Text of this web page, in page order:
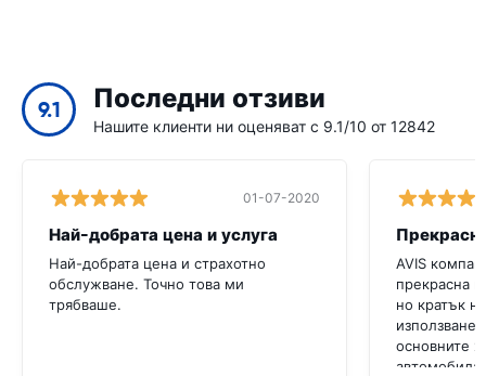
9.1 Последни отзиви
Нашите клиенти ни оценяват с 9.1/10 от 12842
01-07-2020
Най-добрата цена и услуга
Най-добрата цена и страхотно
обслужване. Точно това ми
трябваше.
AVIS
прекрасна
но кратък
използване,
основните
автомобила